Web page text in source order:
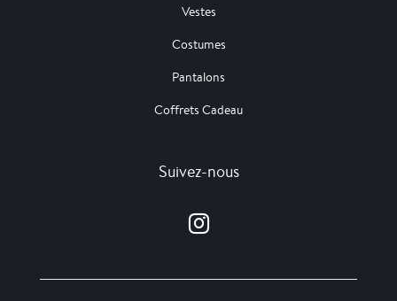
Vestes
Costumes
Pantalons
Coffrets Cadeau
Suivez-nous